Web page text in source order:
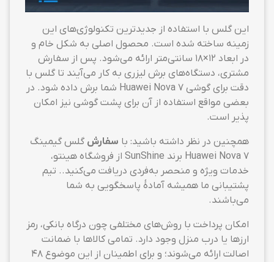
این گلس با استفاده از جدیدترین تکنولوژی‌های این
زمینه ساخته شده است. محصول اصلی به شکل خام و
در ابعاد ۱۲×۱۸ سانتی‌متر ارائه می‌شود. پس از سفارش
مشتری، دستگاه‌های برش لیزری به کار می‌آیند تا گلس با
دقت برای گوشی Huawei Nova 7 شما برش داده شود. در
بعضی مواقع استفاده از آن برای پشت گوشی نیز امکان
پذیر است.
همچنین در نظر داشته باشید: با سفارش گلس گیمینگ
Huawei Nova 7 برند SunShine از فروشگاه هینتو،
خدمات ویژه و منحصر به‌فردی دریافت می‌کنید.. تیم
پشتیبانی ما همیشه آمادهٔ پاسخگویی به شما
می‌باشند.
امکان پرداخت با روش‌های مختلفی چون درگاه بانکی، رمز
ارزها یا درب منزل وجود دارد. تمامی کالاها با ضمانت
اصالت ارائه می‌شوند؛ و برای اطمینان از این موضوع ۴۸